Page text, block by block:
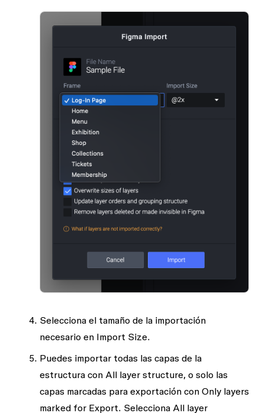
Selecciona el tamaño de la importación
necesario en Import Size.
Puedes importar todas las capas de la
estructura con All layer structure, o solo las
capas marcadas para exportación con Only layers
marked for Export. Selecciona All layer